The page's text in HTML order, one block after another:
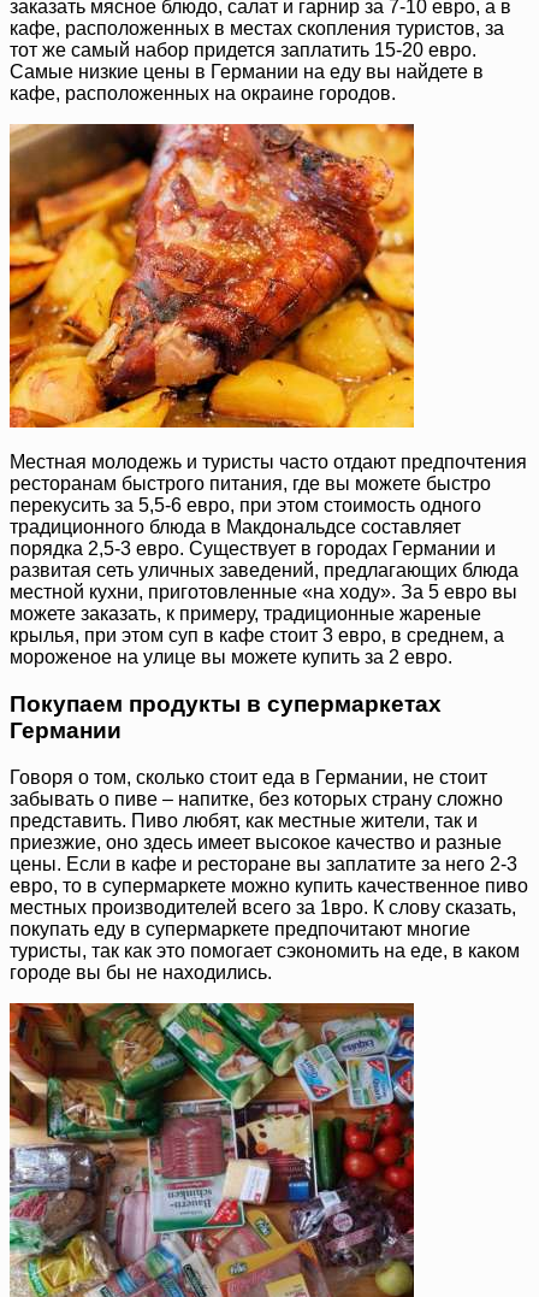
заказать мясное блюдо, салат и гарнир за 7-10 евро, а в
кафе, расположенных в местах скопления туристов, за
тот же самый набор придется заплатить 15-20 евро.
Самые низкие цены в Германии на еду вы найдете в
кафе, расположенных на окраине городов.
Местная молодежь и туристы часто отдают предпочтения
ресторанам быстрого питания, где вы можете быстро
перекусить за 5,5-6 евро, при этом стоимость одного
традиционного блюда в Макдональдсе составляет
порядка 2,5-3 евро. Существует в городах Германии и
развитая сеть уличных заведений, предлагающих блюда
местной кухни, приготовленные «на ходу». За 5 евро вы
можете заказать, к примеру, традиционные жареные
крылья, при этом суп в кафе стоит 3 евро, в среднем, а
мороженое на улице вы можете купить за 2 евро.
Покупаем продукты в супермаркетах
Германии
Говоря о том, сколько стоит еда в Германии, не стоит
забывать о пиве – напитке, без которых страну сложно
представить. Пиво любят, как местные жители, так и
приезжие, оно здесь имеет высокое качество и разные
цены. Если в кафе и ресторане вы заплатите за него 2-3
евро, то в супермаркете можно купить качественное пиво
местных производителей всего за 1вро. К слову сказать,
покупать еду в супермаркете предпочитают многие
туристы, так как это помогает сэкономить на еде, в каком
городе вы бы не находились.